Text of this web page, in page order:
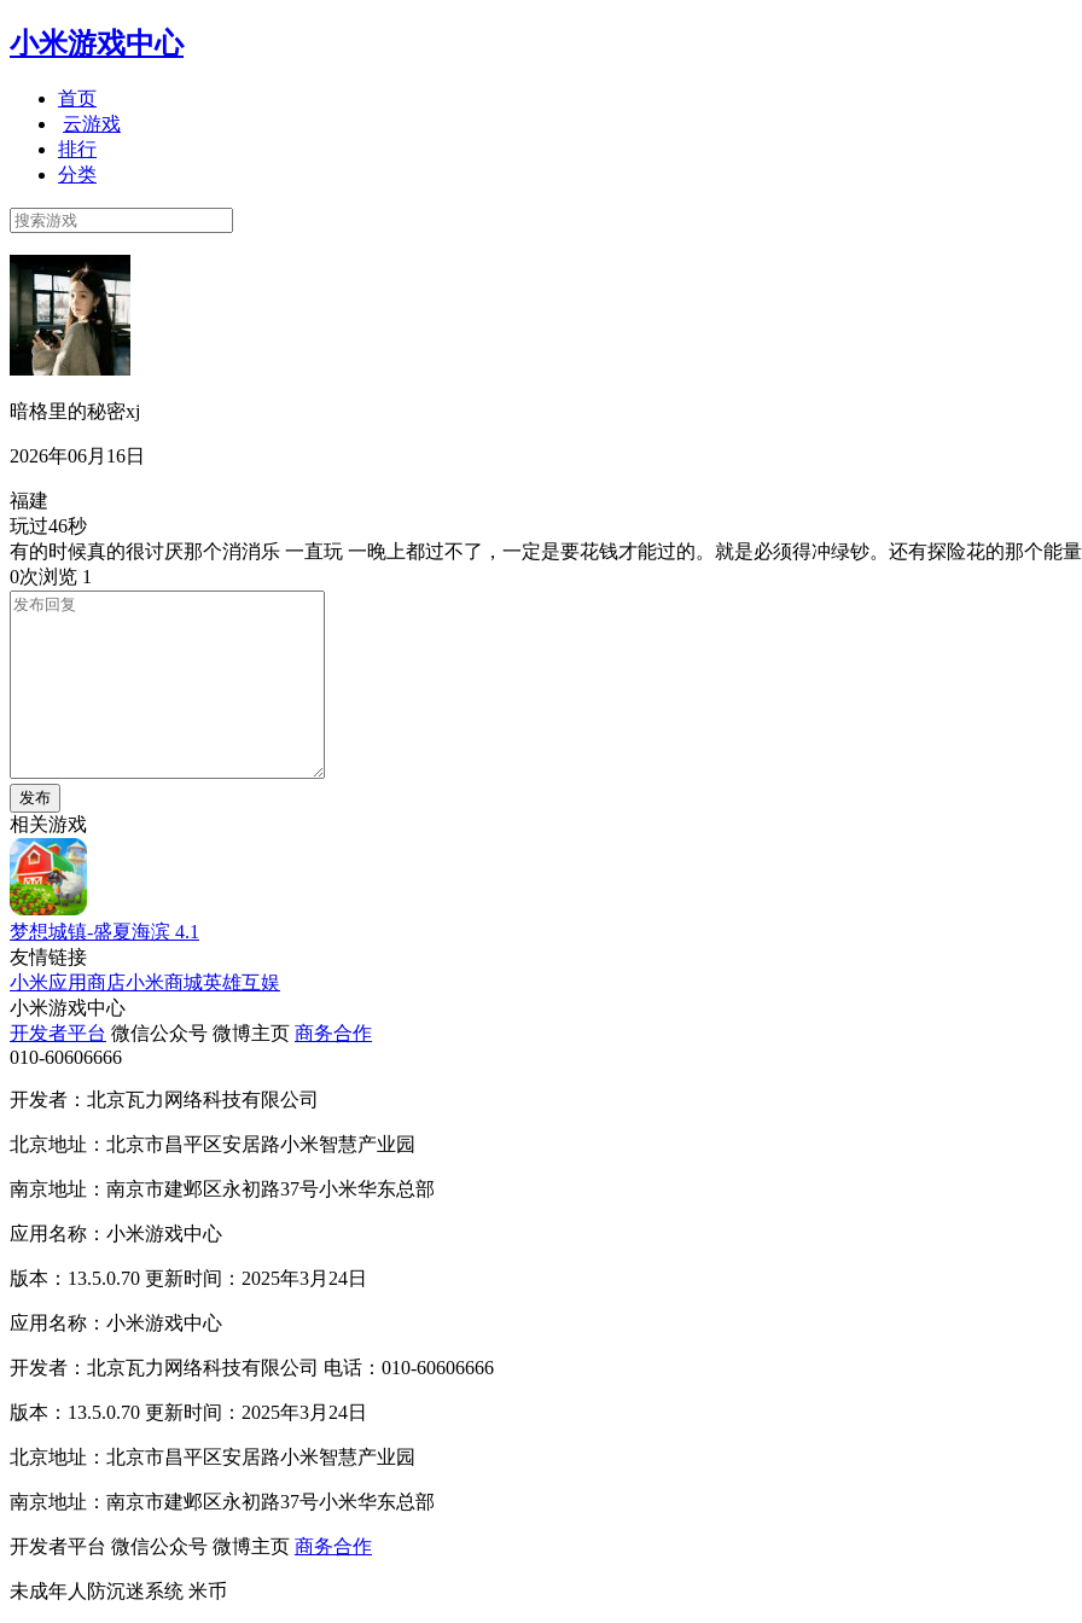
小米游戏中心
首页
云游戏
排行
分类
暗格里的秘密xj
2026年06月16日
福建
玩过46秒
有的时候真的很讨厌那个消消乐 一直玩 一晚上都过不了，一定是要花钱才能过的。就是必须得冲绿钞。还有探险花的那个能
0次浏览 1
发布
相关游戏
梦想城镇-盛夏海滨 4.1
友情链接
小米应用商店小米商城英雄互娱
小米游戏中心
开发者平台 微信公众号 微博主页 商务合作
010-60606666
开发者：北京瓦力网络科技有限公司
北京地址：北京市昌平区安居路小米智慧产业园
南京地址：南京市建邺区永初路37号小米华东总部
应用名称：小米游戏中心
版本：13.5.0.70 更新时间：2025年3月24日
应用名称：小米游戏中心
开发者：北京瓦力网络科技有限公司 电话：010-60606666
版本：13.5.0.70 更新时间：2025年3月24日
北京地址：北京市昌平区安居路小米智慧产业园
南京地址：南京市建邺区永初路37号小米华东总部
开发者平台 微信公众号 微博主页 商务合作
未成年人防沉迷系统 米币